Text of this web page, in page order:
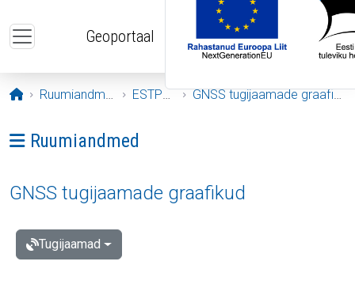
Geoportaal
Avaleht
Ruumiandmed ESTPOS GNSS tugijaamade graafikud
Ava menüü: Ruumiandmed
Ruumiandmed
GNSS tugijaamade graafikud
Tugijaamad